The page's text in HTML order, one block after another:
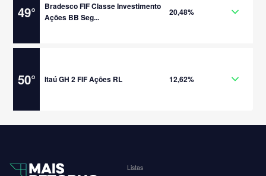
49°
Bradesco FIF Classe Investimento
Ações BB Seg...
20,48%
50° Itaú GH 2 FIF Ações RL 12,62%
Listas